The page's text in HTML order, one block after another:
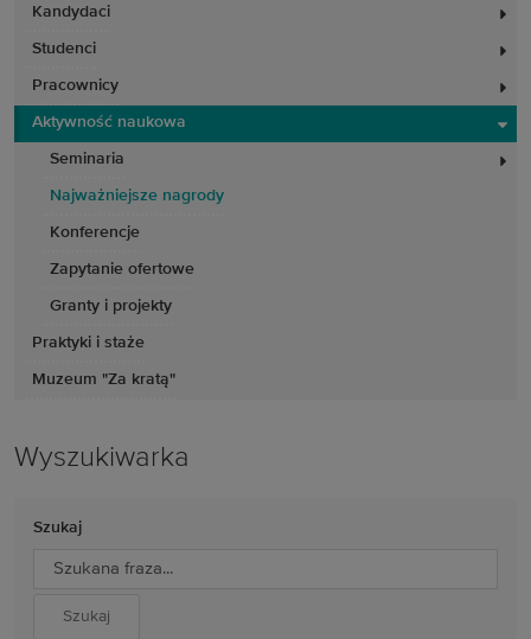
Kandydaci
Studenci
Pracownicy
Aktywność naukowa
Seminaria
Najważniejsze nagrody
Konferencje
Zapytanie ofertowe
Granty i projekty
Praktyki i staże
Muzeum "Za kratą"
Wyszukiwarka
Szukaj